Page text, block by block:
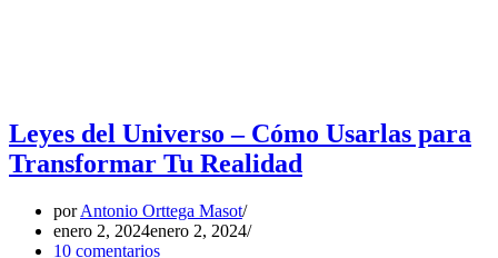
Leyes del Universo – Cómo Usarlas para
Transformar Tu Realidad
porAntonio Orttega Masot
enero 2, 2024enero 2, 2024
10 comentarios